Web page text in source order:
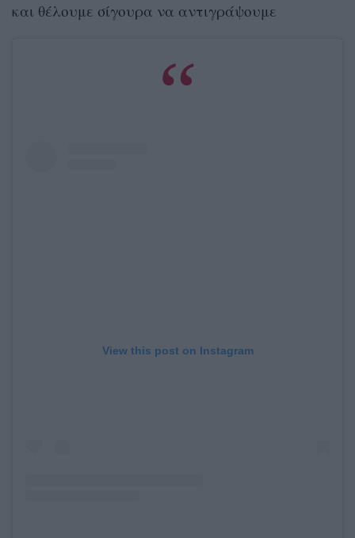
και θέλουμε σίγουρα να αντιγράψουμε
View this post on Instagram